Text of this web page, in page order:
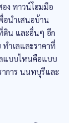
ง ทาวน์โฮมมือ
อนำเสนอบ้าน
ดิน และอื่นๆ อีก
ำเลและราคาที่
ลแบบไหนคือแบบ
าการ นนทบุรีและ